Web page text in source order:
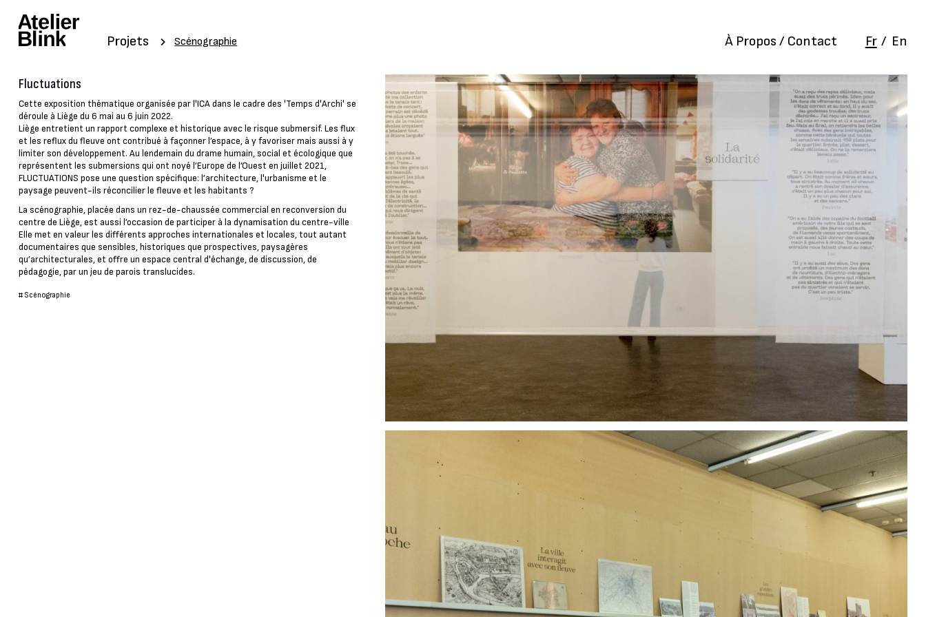
Projets Scénographie À Propos / Contact Fr / En
Fluctuations
Cette exposition thématique organisée par l'ICA dans le cadre des 'Temps d'Archi' se
déroule à Liège du 6 mai au 6 juin 2022.
Liège entretient un rapport complexe et historique avec le risque submersif. Les flux
et les reflux du fleuve ont contribué à façonner l’espace, à y favoriser mais aussi à y
limiter son développement. Au lendemain du drame humain, social et écologique que
représentent les submersions qui ont noyé l’Europe de l’Ouest en juillet 2021,
FLUCTUATIONS pose une question spécifique: l’architecture, l'urbanisme et le
paysage peuvent-ils réconcilier le fleuve et les habitants ?
La scénographie, placée dans un rez-de-chaussée commercial en reconversion du
centre de Liège, est aussi l’occasion de participer à la dynamisation du centre-ville
Elle met en valeur les différents approches internationales et locales, tout autant
documentaires que sensibles, historiques que prospectives, paysagères
qu’architecturales, et offre un espace central d'échange, de discussion, de
pédagogie, par un jeu de parois translucides.
# Scénographie